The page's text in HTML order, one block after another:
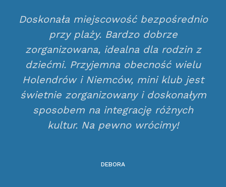
Doskonała miejscowość bezpośrednio
przy plaży. Bardzo dobrze
zorganizowana, idealna dla rodzin z
dziećmi. Przyjemna obecność wielu
Holendrów i Niemców, mini klub jest
świetnie zorganizowany i doskonałym
sposobem na integrację różnych
kultur. Na pewno wrócimy!
DEBORA